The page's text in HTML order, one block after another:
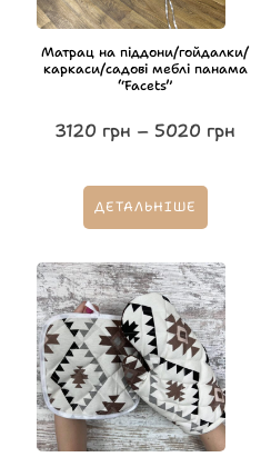
Матрац на піддони/гойдалки/
каркаси/садові меблі панама
“Facets”
3120 грн – 5020 грн
ДЕТАЛЬНІШЕ